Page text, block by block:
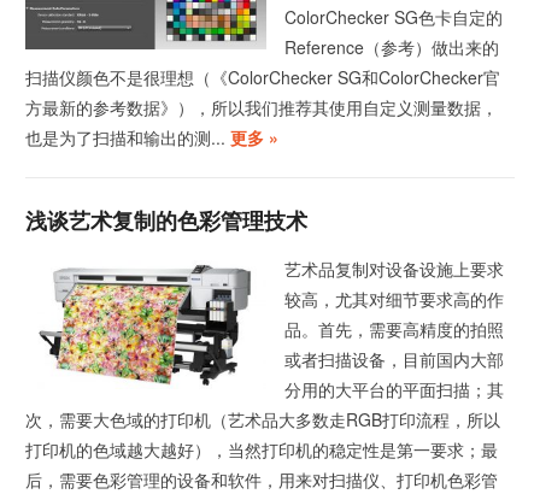
ColorChecker SG色卡自定的
Reference（参考）做出来的
扫描仪颜色不是很理想（《ColorChecker SG和ColorChecker官
方最新的参考数据》），所以我们推荐其使用自定义测量数据，
也是为了扫描和输出的测...更多 »
浅谈艺术复制的色彩管理技术
艺术品复制对设备设施上要求
较高，尤其对细节要求高的作
品。首先，需要高精度的拍照
或者扫描设备，目前国内大部
分用的大平台的平面扫描；其
次，需要大色域的打印机（艺术品大多数走RGB打印流程，所以
打印机的色域越大越好），当然打印机的稳定性是第一要求；最
后，需要色彩管理的设备和软件，用来对扫描仪、打印机色彩管